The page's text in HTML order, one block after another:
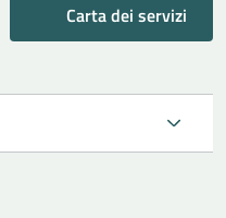
Carta dei servizi